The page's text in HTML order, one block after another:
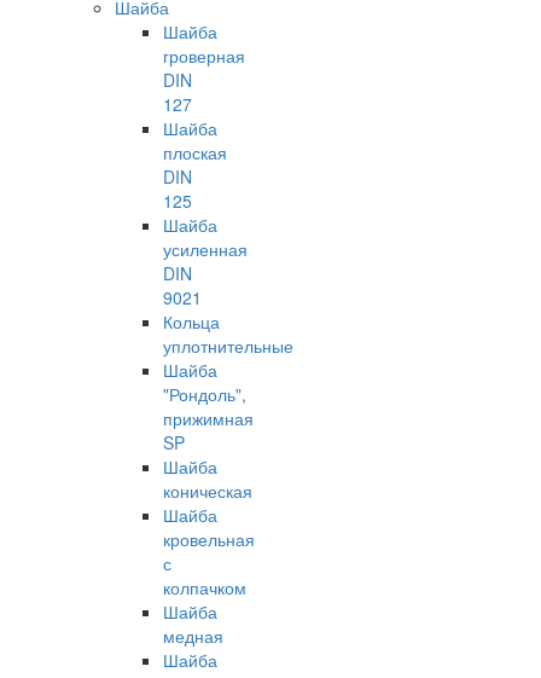
Шайба
Шайба
гроверная
DIN
127
Шайба
плоская
DIN
125
Шайба
усиленная
DIN
9021
Кольца
уплотнительные
Шайба
"Рондоль",
прижимная
SP
Шайба
коническая
Шайба
кровельная
с
колпачком
Шайба
медная
Шайба